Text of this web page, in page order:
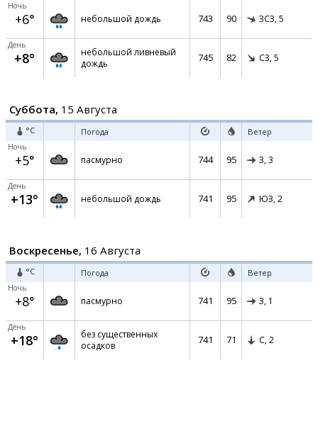
Ночь
+6° небольшой дождь 743 90 ЗСЗ, 5
День
+8°
небольшой ливневый
дождь
745 82 СЗ, 5
Суббота, 15 Августа
°C Погода Ветер
Ночь
+5° пасмурно 744 95 З, 3
День
+13° небольшой дождь 741 95 ЮЗ, 2
Воскресенье, 16 Августа
°C Погода Ветер
Ночь
+8° пасмурно 741 95 З, 1
День
+18°
без существенных
осадков
741 71 С, 2